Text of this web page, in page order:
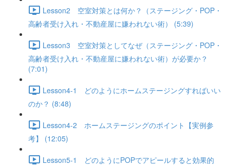
Lesson2 空室対策とは何か？（ステージング・POP・
高齢者受け入れ・不動産屋に嫌われない術） (5:39)
Lesson3 空室対策としてなぜ（ステージング・POP・
高齢者受け入れ・不動産屋に嫌われない術）が必要か？
(7:01)
Lesson4-1 どのようにホームステージングすればいい
のか？ (8:48)
Lesson4-2 ホームステージングのポイント【実例参
考】 (12:05)
Lesson5-1 どのようにPOPでアピールすると効果的